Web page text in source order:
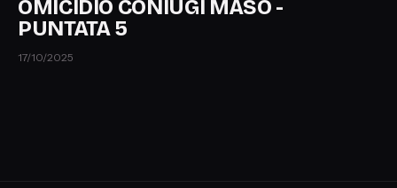
OMICIDIO CONIUGI MASO -
PUNTATA 5
17/10/2025